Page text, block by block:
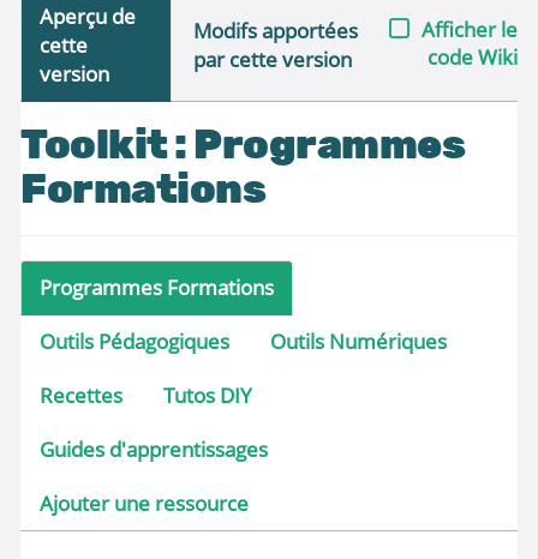
Aperçu de
cette
version
Modifs apportées
par cette version
Afficher le
code Wiki